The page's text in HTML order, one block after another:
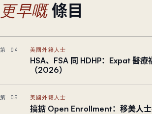
更早嘅 條目
第 04 美國外籍人士
HSA、FSA 同 HDHP：Expat 醫療
（2026）
第 05 美國外籍人士
搞掂 Open Enrollment：移美人